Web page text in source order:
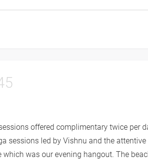
offered complimentary twice per
sessions led by Vishnu and the
was our evening hangout. The